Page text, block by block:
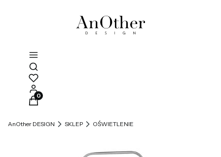
Otwórz wyszukiwarkę
Produkty w koszyku: 0. Zobacz szczegóły
AnOther DESIGN SKLEP OŚWIETLENIE